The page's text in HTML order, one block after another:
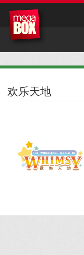
欢乐天地